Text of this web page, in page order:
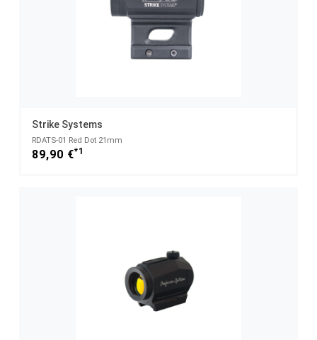
Strike Systems
RDATS-01 Red Dot 21mm
89,90 €*1